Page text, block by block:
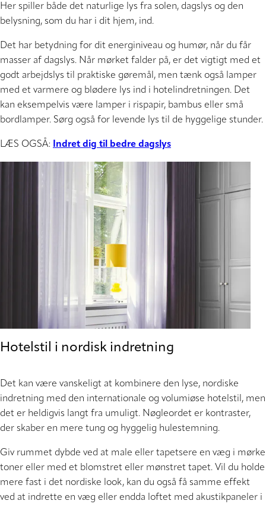
Her spiller både det naturlige lys fra solen, dagslys og den
belysning, som du har i dit hjem, ind.
Det har betydning for dit energiniveau og humør, når du får
masser af dagslys. Når mørket falder på, er det vigtigt med et
godt arbejdslys til praktiske gøremål, men tænk også lamper
med et varmere og blødere lys ind i hotelindretningen. Det
kan eksempelvis være lamper i rispapir, bambus eller små
bordlamper. Sørg også for levende lys til de hyggelige stunder.
LÆS OGSÅ: Indret dig til bedre dagslys
Hotelstil i nordisk indretning
Det kan være vanskeligt at kombinere den lyse, nordiske
indretning med den internationale og volumiøse hotelstil, men
det er heldigvis langt fra umuligt. Nøgleordet er kontraster,
der skaber en mere tung og hyggelig hulestemning.
Giv rummet dybde ved at male eller tapetsere en væg i mørke
toner eller med et blomstret eller mønstret tapet. Vil du holde
mere fast i det nordiske look, kan du også få samme effekt
ved at indrette en væg eller endda loftet med akustikpaneler i